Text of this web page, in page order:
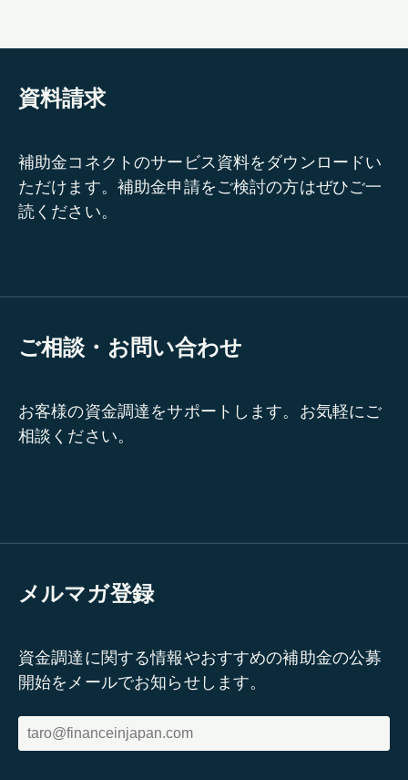
資料請求
補助金コネクトのサービス資料をダウンロードい
ただけます。補助金申請をご検討の方はぜひご一
読ください。
ご相談・お問い合わせ
お客様の資金調達をサポートします。お気軽にご
相談ください。
メルマガ登録
資金調達に関する情報やおすすめの補助金の公募
開始をメールでお知らせします。